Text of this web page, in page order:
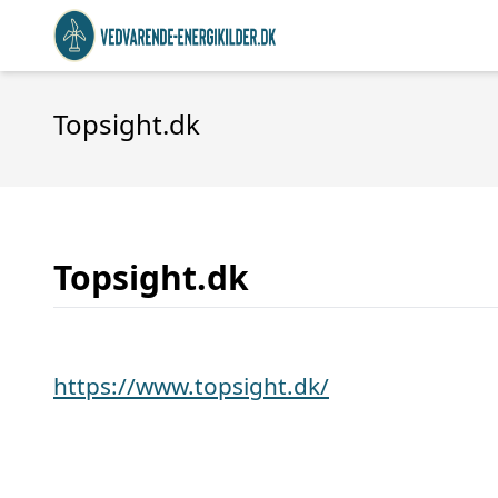
Topsight.dk
Topsight.dk
https://www.topsight.dk/